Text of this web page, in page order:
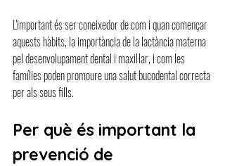
L'important és ser coneixedor de com i quan començar
aquests hàbits, la importància de la lactància materna
pel desenvolupament dental i maxil·lar, i com les
famílies poden promoure una salut bucodental correcta
per als seus fills.
Per què és important la
prevenció de